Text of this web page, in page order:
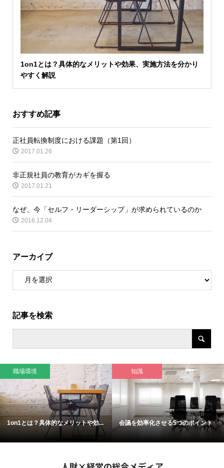
1on1とは？具体的なメリットや効果、実施方法を分かり
やすく解説
おすすめ記事
正社員転換制度における課題（第1回）
2017.01.26
非正規社員の教育がカギを握る
2017.01.21
なぜ、今「セルフ・リーダーシップ」が求められているのか
2016.12.04
アーカイブ
記事を検索
職場環境
1on1とは？具体的なメリットや効...
知識
会議を効率化させる5つのポイント